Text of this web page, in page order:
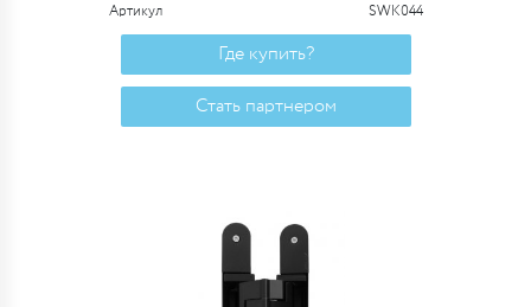
Артикул SWK044
Где купить?
Стать партнером